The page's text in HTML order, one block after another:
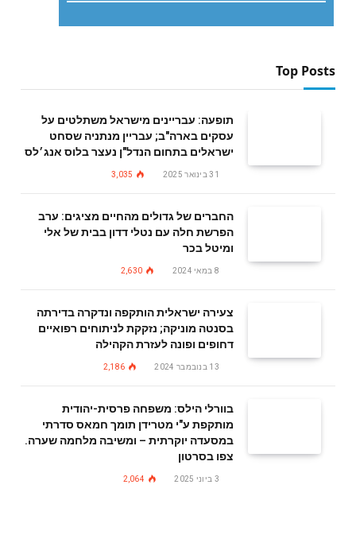
Top Posts
תופעה: עבריינים מישראל משתלטים על
עסקים בארה"ב; עבריין מנתניה שסחט
ישראלים בתחום הנדל"ן נעצר בלוס אנג׳לס
31 בינואר 2025 3,035
החברים של גדולים מהחיים מציגים: ערב
הפרשת חלה עם נטלי דדון בבית של אלי
ומיטל בכר
8 במאי 2024 2,630
צעירה ישראלית הותקפה ונדקרה בדירתה
בסנטה מוניקה; נזקקת לניתוחים רפואיים
דחופים ופונה לעזרת הקהילה
13 בנובמבר 2024 2,186
בוורלי הילס: משפחה פרסית-יהודית
מותקפת ע"י מטרידן תומך חמאס סדרתי
במסעדה יוקרתית – ומשיבה מלחמה שערה.
צפו בסרטון
3 ביוני 2025 2,064